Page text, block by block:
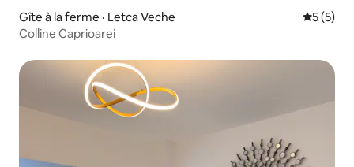
Gîte à la ferme · Letca Veche Note
5 (5)
Colline Caprioarei